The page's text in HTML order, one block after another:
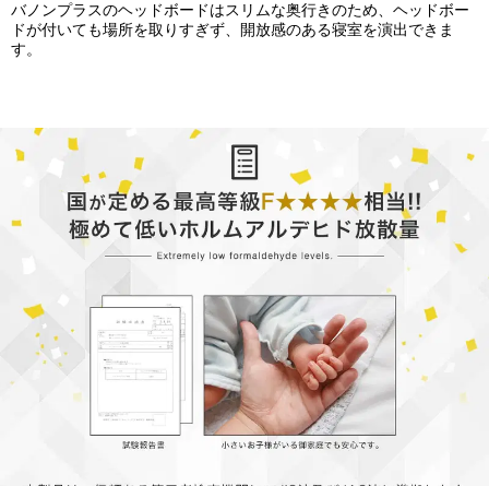
バノンプラスのヘッドボードはスリムな奥行きのため、ヘッドボー
ドが付いても場所を取りすぎず、開放感のある寝室を演出できま
す。